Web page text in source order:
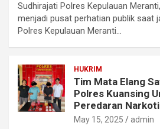
Sudhirajati Polres Kepulauan
menjadi pusat perhatian publik saat
Polres Kepulauan Meranti…
HUKRIM
Tim Mata Elang
Polres Kuansing
Peredaran
May 15, 2025 admin